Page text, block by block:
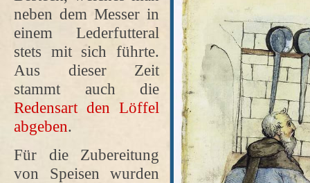
neben dem Messer in
einem Lederfutteral
stets mit sich führte.
Aus dieser Zeit
stammt auch die
Redensart den Löffel
abgeben.
Für die Zubereitung
von Speisen wurden